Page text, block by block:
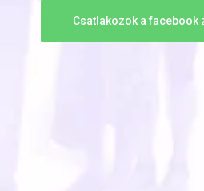
Csatlakozok a facebook